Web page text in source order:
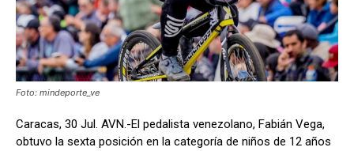
Foto: mindeporte_ve
Caracas, 30 Jul. AVN.-El pedalista venezolano, Fabián Vega,
obtuvo la sexta posición en la categoría de niños de 12 años